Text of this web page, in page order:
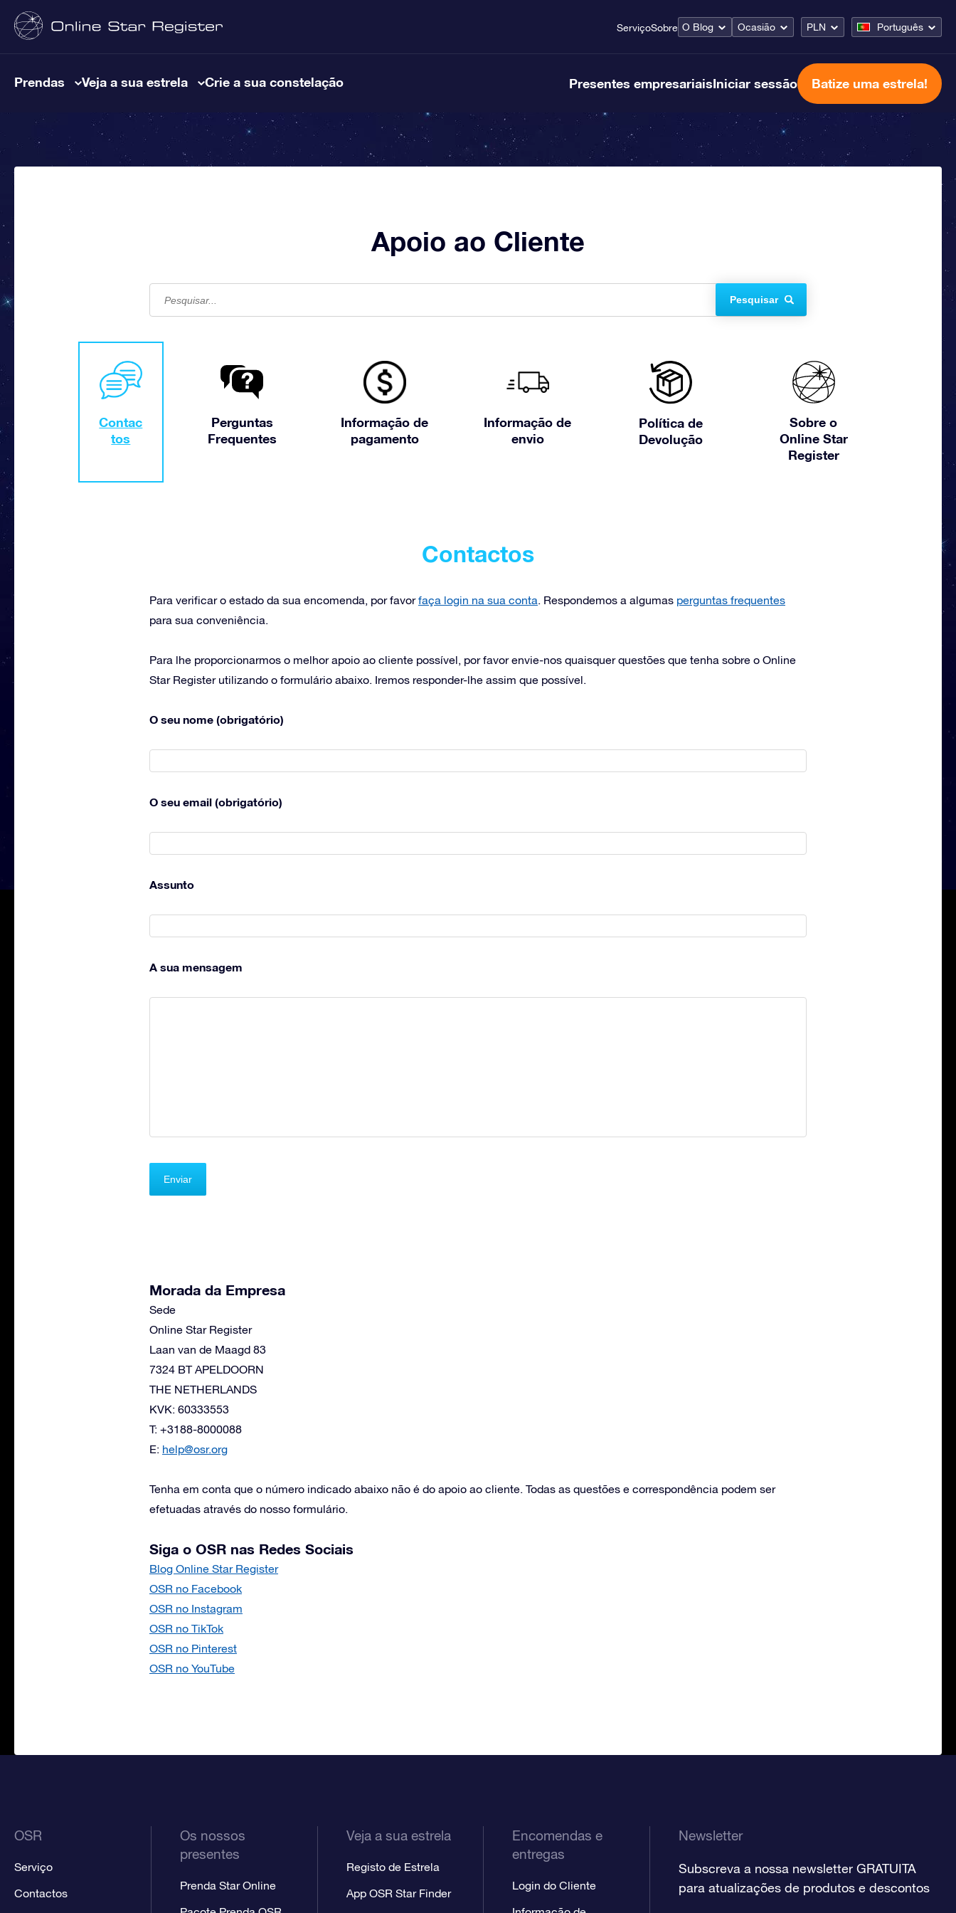
ServiçoSobre O Blog Ocasião PLN Português
Prendas Veja a sua estrela Crie a sua constelação Presentes empresariaisIniciar sessão Batize uma estrela!
Apoio ao Cliente
Pesquisar
Contac
tos
Perguntas
Frequentes
Informação de
pagamento
Informação de
envio
Política de
Devolução
Sobre o
Online Star
Register
Contactos
Para verificar o estado da sua encomenda, por favorfaça login na sua conta. Respondemos a algumas perguntas frequentes
para sua conveniência.
Para lhe proporcionarmos o melhor apoio ao cliente possível, por favor envie-nos quaisquer questões que tenha sobre o Online
Star Register utilizando o formulário abaixo. Iremos responder-lhe assim que possível.
O seu nome (obrigatório)
O seu email (obrigatório)
Assunto
A sua mensagem
Morada da Empresa
Sede
Online Star Register
Laan van de Maagd 83
7324 BT APELDOORN
THE NETHERLANDS
KVK: 60333553
T: +3188-8000088
E: help@osr.org
Tenha em conta que o número indicado abaixo não é do apoio ao cliente. Todas as questões e correspondência podem ser
efetuadas através do nosso formulário.
Siga o OSR nas Redes Sociais
Blog Online Star Register
OSR no Facebook
OSR no Instagram
OSR no TikTok
OSR no Pinterest
OSR no YouTube
OSR
Serviço
Contactos
Os nossos
presentes
Prenda Star Online
Veja a sua estrela
Registo de Estrela
App OSR Star Finder
Encomendas e
entregas
Login do Cliente
Newsletter
Subscreva a nossa newsletter GRATUITA
para atualizações de produtos e descontos